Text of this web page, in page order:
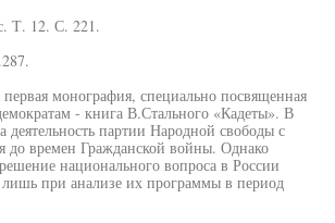
Т. 12. С. 221.
монография, специально посвященная
- книга В.Стального «Кадеты». В
деятельность партии Народной свободы с
до времен Гражданской войны. Однако
национального вопроса в России
лишь при анализе их программы в период